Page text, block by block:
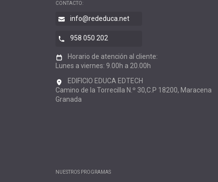
CONTACTO:
info@rededuca.net
958 050 202
Horario de atención al cliente:
Lunes a viernes: 9.00h a 20.00h
EDIFICIO EDUCA EDTECH
Camino de la Torrecilla N.º 30,C.P 18200, Maracena
Granada
NUESTROS PROGRAMAS